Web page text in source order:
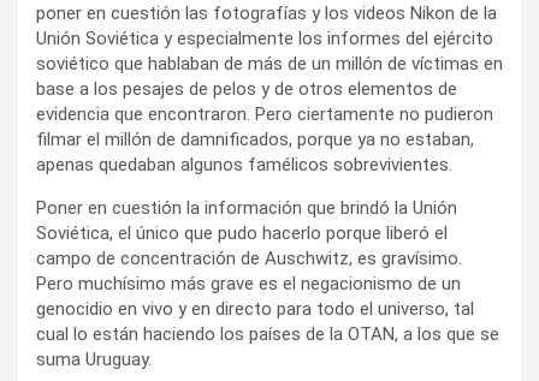
poner en cuestión las fotografías y los videos Nikon de la
Unión Soviética y especialmente los informes del ejército
soviético que hablaban de más de un millón de víctimas en
base a los pesajes de pelos y de otros elementos de
evidencia que encontraron. Pero ciertamente no pudieron
filmar el millón de damnificados, porque ya no estaban,
apenas quedaban algunos famélicos sobrevivientes.
Poner en cuestión la información que brindó la Unión
Soviética, el único que pudo hacerlo porque liberó el
campo de concentración de Auschwitz, es gravísimo.
Pero muchísimo más grave es el negacionismo de un
genocidio en vivo y en directo para todo el universo, tal
cual lo están haciendo los países de la OTAN, a los que se
suma Uruguay.